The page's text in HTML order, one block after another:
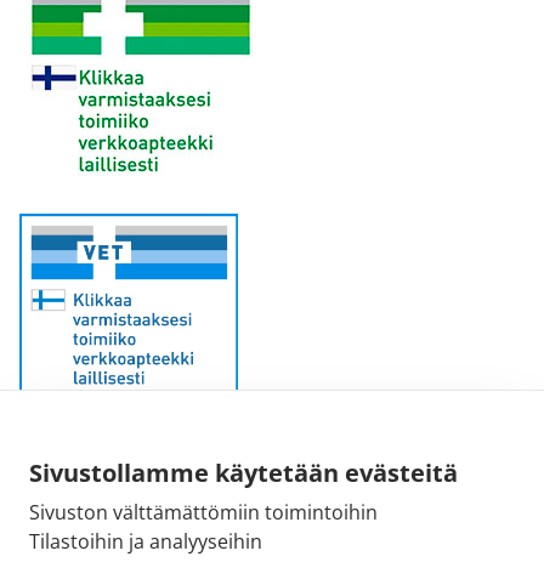
Sivustollamme käytetään evästeitä
Sivuston välttämättömiin toimintoihin
Tilastoihin ja analyyseihin
Sähköpostiosoite:
kirjaamo@fimea.fi